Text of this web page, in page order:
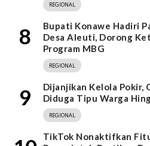
REGIONAL
8
Bupati Konawe Hadiri
Desa Aleuti, Dorong
Program MBG
REGIONAL
9
Dijanjikan Kelola Pokir,
Diduga Tipu Warga
REGIONAL
TikTok Nonaktifkan